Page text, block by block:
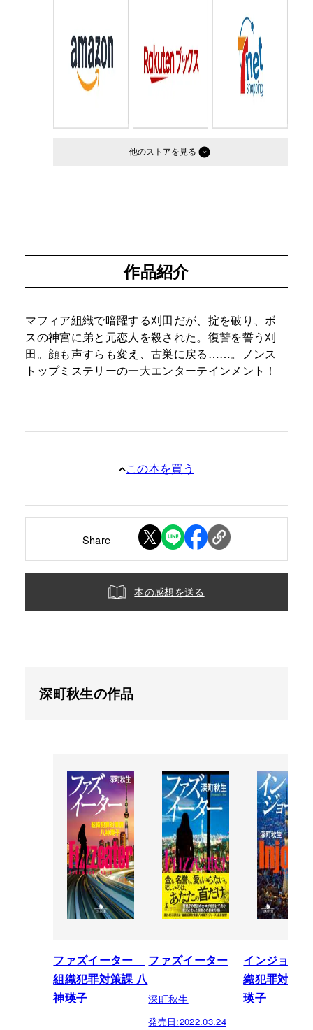
他のストア
作品紹介
マフィア組織で暗躍する刈田だが、掟を破り、ボ
スの神宮に弟と元恋人を殺された。復讐を誓う刈
田。顔も声すらも変え、古巣に戻る……。ノンス
トップミステリーの一大エンターテインメント！
この本を買う
Share
本の感想を送る
深町秋生の作品
ファズイーター
組織犯罪対策課 八
神瑛子
ファズイーター
深町秋生
発売日:2022.03.24
インジョー
織犯罪対策
瑛子